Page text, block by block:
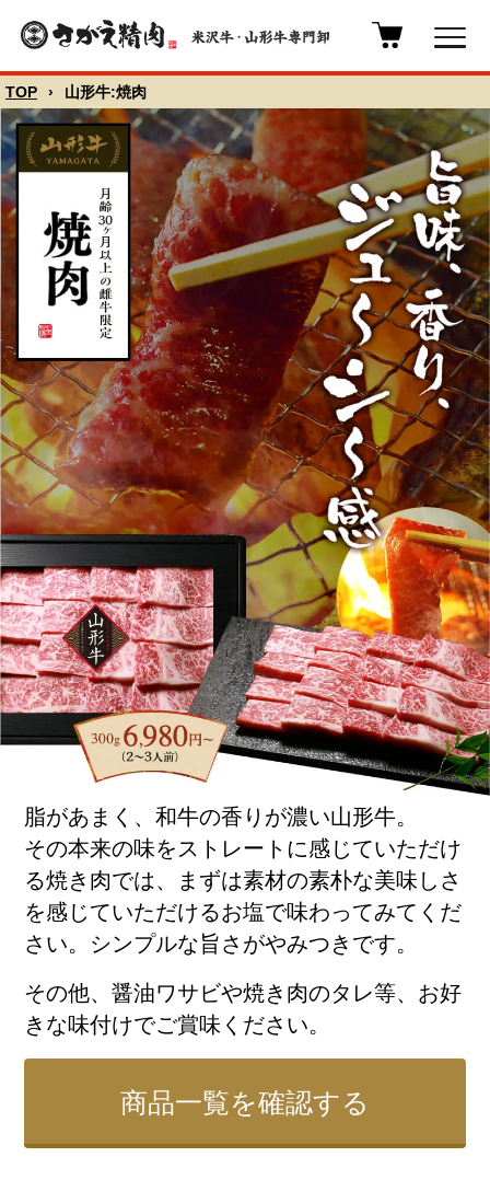
TOP › 山形牛:焼肉
脂があまく、和牛の香りが濃い山形牛。
その本来の味をストレートに感じていただけ
る焼き肉では、まずは素材の素朴な美味しさ
を感じていただけるお塩で味わってみてくだ
さい。シンプルな旨さがやみつきです。
その他、醤油ワサビや焼き肉のタレ等、お好
きな味付けでご賞味ください。
商品一覧を確認する